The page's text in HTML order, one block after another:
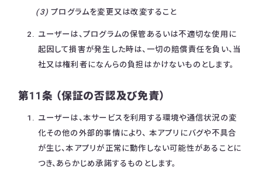
プログラムを変更又は改変すること
ユーザーは、プログラムの保管あるいは不適切な使用に
起因して損害が発生した時は、一切の賠償責任を負い、当
社又は権利者になんらの負担はかけないものとします。
第11条 （保証の否認及び免責）
ユーザーは、本サービスを利用する環境や通信状況の変
化その他の外部的事情により、 本アプリにバグや不具合
が生じ、本アプリが正常に動作しない可能性があることに
つき、あらかじめ承諾するものとします。